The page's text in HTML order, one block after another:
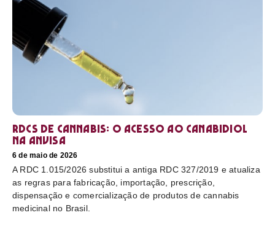
RDCs de cannabis: o acesso ao canabidiol
na Anvisa
6 de maio de 2026
A RDC 1.015/2026 substitui a antiga RDC 327/2019 e atualiza
as regras para fabricação, importação, prescrição,
dispensação e comercialização de produtos de cannabis
medicinal no Brasil.